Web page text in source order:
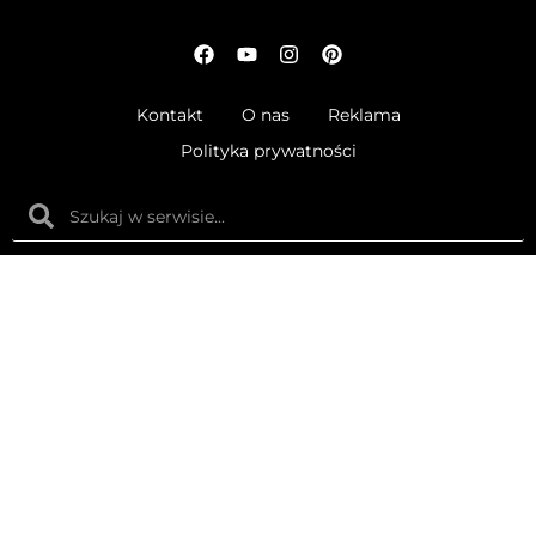
Kontakt O nas
Reklama
Polityka prywatności